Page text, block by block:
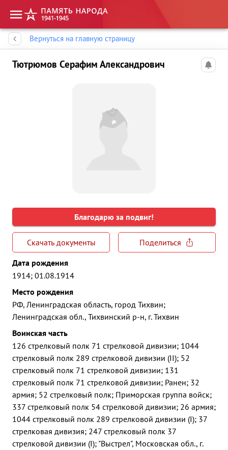
Вернуться на главную страницу
Тютрюмов Серафим Александрович
Благодарю за подвиг!
Скачать документы
Поделиться
Дата рождения
1914; 01.08.1914
Место рождения
РФ, Ленинградская область, город Тихвин;
Ленинградская обл., Тихвинский р-н, г. Тихвин
Воинская часть
126 стрелковый полк 71 стрелковой дивизии; 1044
стрелковый полк 289 стрелковой дивизии (II); 52
стрелковый полк 71 стрелковой дивизии; 131
стрелковый полк 71 стрелковой дивизии; Ранен; 32
армия; 52 стрелковый полк; Приморская группа войск;
337 стрелковый полк 54 стрелковой дивизии; 26 армия;
1044 стрелковый полк 289 стрелковой дивизии (I); 37
стрелковая дивизия; 247 стрелковый полк 37
стрелковой дивизии (I); "Выстрел", Московская обл., г.
Память народа